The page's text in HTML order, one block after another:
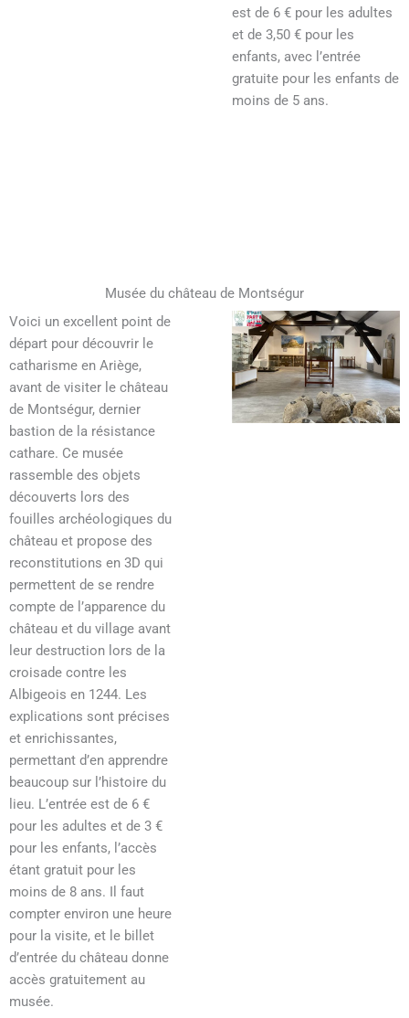
est de 6 € pour les adultes
et de 3,50 € pour les
enfants, avec l’entrée
gratuite pour les enfants de
moins de 5 ans.
Musée du château de Montségur
Voici un excellent point de
départ pour découvrir le
catharisme en Ariège,
avant de visiter le château
de Montségur, dernier
bastion de la résistance
cathare. Ce musée
rassemble des objets
découverts lors des
fouilles archéologiques du
château et propose des
reconstitutions en 3D qui
permettent de se rendre
compte de l’apparence du
château et du village avant
leur destruction lors de la
croisade contre les
Albigeois en 1244. Les
explications sont précises
et enrichissantes,
permettant d’en apprendre
beaucoup sur l’histoire du
lieu. L’entrée est de 6 €
pour les adultes et de 3 €
pour les enfants, l’accès
étant gratuit pour les
moins de 8 ans. Il faut
compter environ une heure
pour la visite, et le billet
d’entrée du château donne
accès gratuitement au
musée.